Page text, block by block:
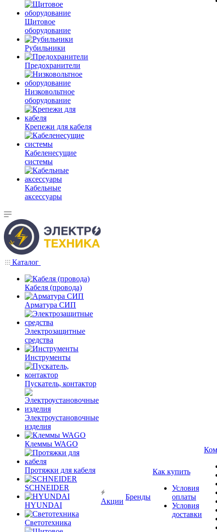
Щитовое
оборудование
Рубильники
Предохранители
Низковольтное
оборудование
Крепежи для кабеля
Кабеленесущие
системы
Кабельные
аксессуары
Каталог
Кабеля (провода)
Арматура СИП
Электрозащитные
средства
Инструменты
Пускатель, контактор
Электроустановочные
изделия
Клеммы WAGO
Протяжки для кабеля
SCHNEIDER
HYUNDAI
Светотехника
Акции
Бренды
Как купить
Условия
оплаты
Условия
доставки